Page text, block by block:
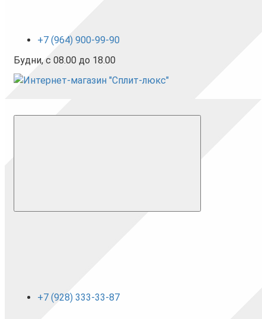
+7 (964) 900-99-90
Будни, с 08.00 до 18.00
+7 (928) 333-33-87